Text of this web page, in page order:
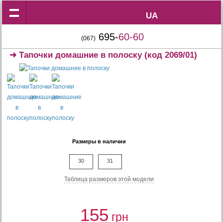
UA
UA
(067) 695-60-60
➜Тапочки домашние в полоску(код 2069/01)
Размеры в наличии
30 31
Таблица размеров этой модели
155 грн